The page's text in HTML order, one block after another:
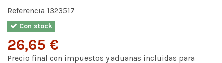
Referencia 1323517
Con stock
26,65 €
Precio final con impuestos y aduanas incluidas para